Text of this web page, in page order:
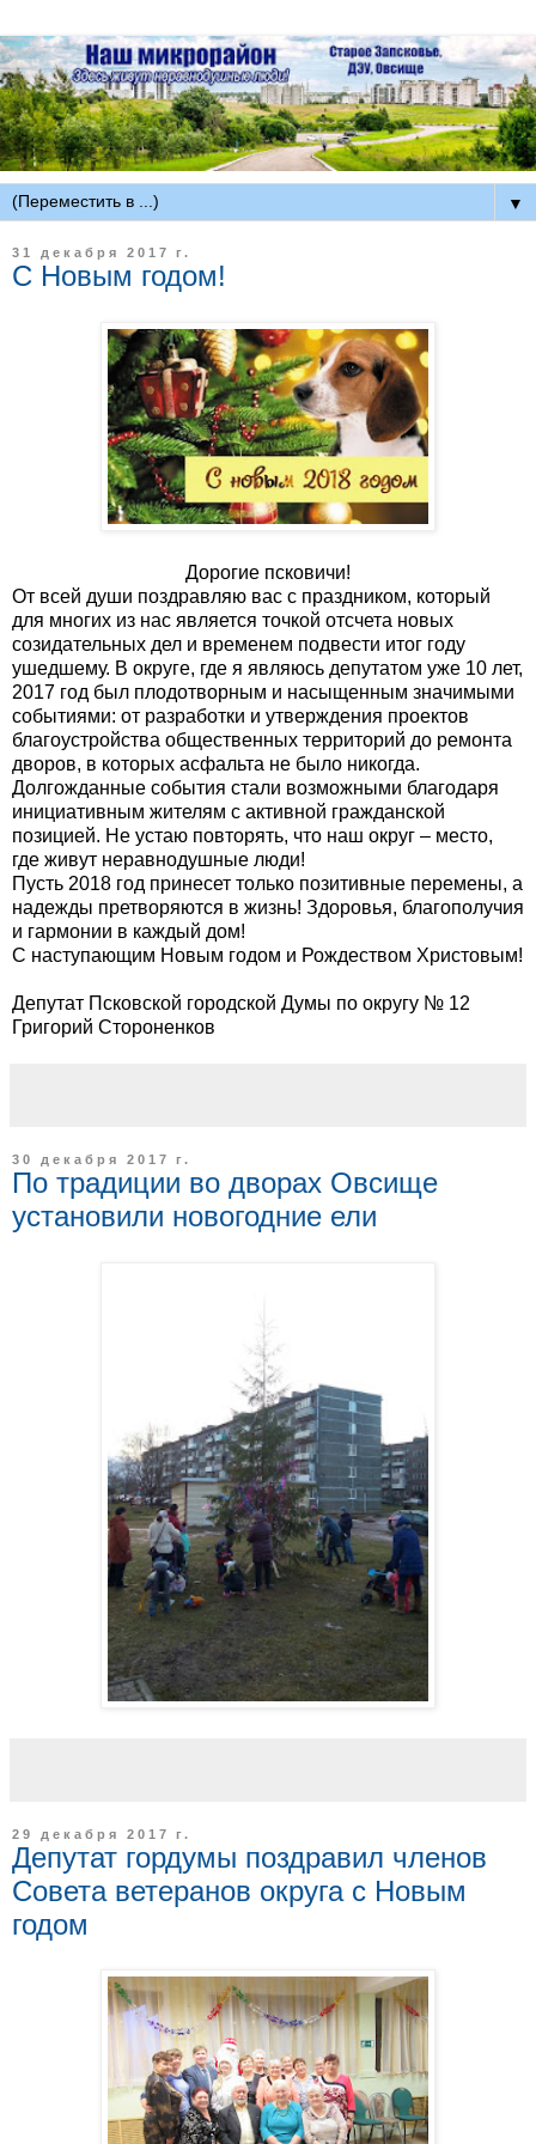
▼
31 декабря 2017 г.
С Новым годом!
Дорогие псковичи!
От всей души поздравляю вас с праздником, который
для многих из нас является точкой отсчета новых
созидательных дел и временем подвести итог году
ушедшему. В округе, где я являюсь депутатом уже 10 лет,
2017 год был плодотворным и насыщенным значимыми
событиями: от разработки и утверждения проектов
благоустройства общественных территорий до ремонта
дворов, в которых асфальта не было никогда.
Долгожданные события стали возможными благодаря
инициативным жителям с активной гражданской
позицией. Не устаю повторять, что наш округ – место,
где живут неравнодушные люди!
Пусть 2018 год принесет только позитивные перемены, а
надежды претворяются в жизнь! Здоровья, благополучия
и гармонии в каждый дом!
С наступающим Новым годом и Рождеством Христовым!
Депутат Псковской городской Думы по округу № 12
Григорий Стороненков
30 декабря 2017 г.
По традиции во дворах Овсище
установили новогодние ели
29 декабря 2017 г.
Депутат гордумы поздравил членов
Совета ветеранов округа с Новым
годом